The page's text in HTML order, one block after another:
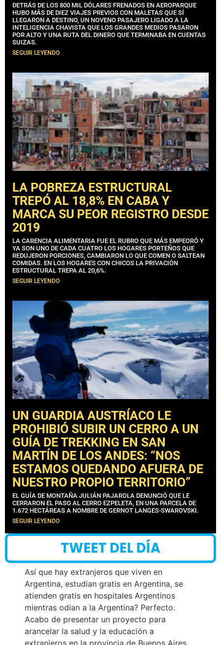
DETRÁS DE LOS 800 MIL DÓLARES FRENADOS EN AEROPARQUE
HUBO MÁS DE DIEZ VIAJES PREVIOS CON MALETAS QUE SÍ
LLEGARON A DESTINO, UN NOVENO PASAJERO LIGADO A LA
INTELIGENCIA CHAVISTA QUE LOS GRANDES MEDIOS PASARON
POR ALTO Y UNA RUTA DEL DINERO QUE TERMINABA EN CUENTAS
SUIZAS.
SEGUIR LEYENDO
LA POBREZA ESTRUCTURAL
TREPÓ AL 18,8% EN CABA Y
MARCA SU PEOR REGISTRO DESDE
2019
LA CARENCIA ALIMENTARIA FUE EL RUBRO QUE MÁS EMPEORÓ Y
YA SON UNO DE CADA CUATRO LOS HOGARES PORTEÑOS QUE
REDUJERON PORCIONES, CAMBIARON LO QUE COMEN O SALTEAN
COMIDAS. EN LOS HOGARES CON CHICOS LA PRIVACIÓN
ESTRUCTURAL TREPA AL 20,6%.
SEGUIR LEYENDO
UN GUARDIA AUSTRÍACO LE
PROHIBIÓ SUBIR UN CERRO A UN
GUÍA DE TREKKING EN SAN
MARTÍN DE LOS ANDES: “NOS
ESTAMOS QUEDANDO AFUERA DE
NUESTRO PROPIO TERRITORIO”
EL GUÍA DE MONTAÑA JULIÁN PAJAROLA DENUNCIÓ QUE LE
CERRARON EL PASO AL CERRO EZPELETA, EN UNA PARCELA DE
1.672 HECTÁREAS A NOMBRE DE GERNOT LANGES-SWAROVSKI.
SEGUIR LEYENDO
TWEET DEL DÍA
Así que hay extranjeros que viven en
Argentina, estudian gratis en Argentina, se
atienden gratis en hospitales Argentinos
mientras odian a la Argentina? Perfecto.
Acabo de presentar un proyecto para
arancelar la salud y la educación a